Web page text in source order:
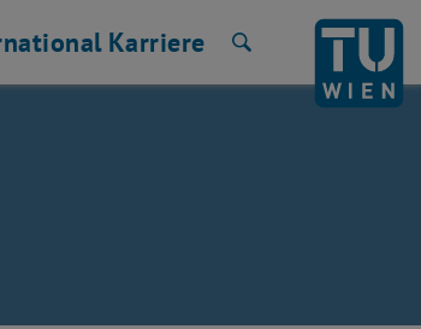
Karriere